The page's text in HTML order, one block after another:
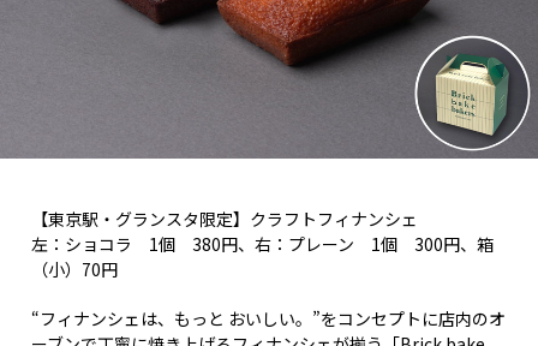
【東京駅・グランスタ限定】クラフトフィナンシェ
左：ショコラ 1個 380円、右：プレーン 1個 300円、箱
（小）70円
“フィナンシェは、もっと おいしい。”をコンセプトに店内のオ